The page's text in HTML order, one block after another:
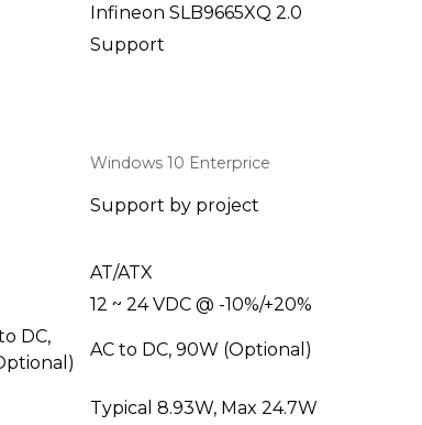
Infineon SLB9665XQ 2.0
Support
Windows 10 Enterprice
Support by project
AT/ATX
12 ~ 24 VDC @ -10%/+20%
DC,
AC to DC, 90W (Optional)
Typical 8.93W, Max 24.7W